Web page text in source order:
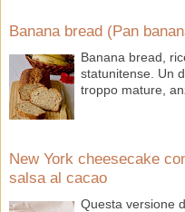
Banana bread (Pan
Banana bread,
statunitense. Un
troppo mature,
New York cheesecake
salsa al cacao
Questa versione